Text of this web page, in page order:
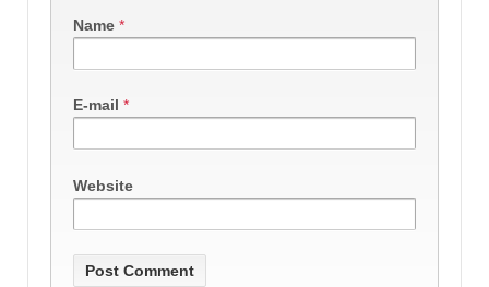
Name *
E-mail *
Website